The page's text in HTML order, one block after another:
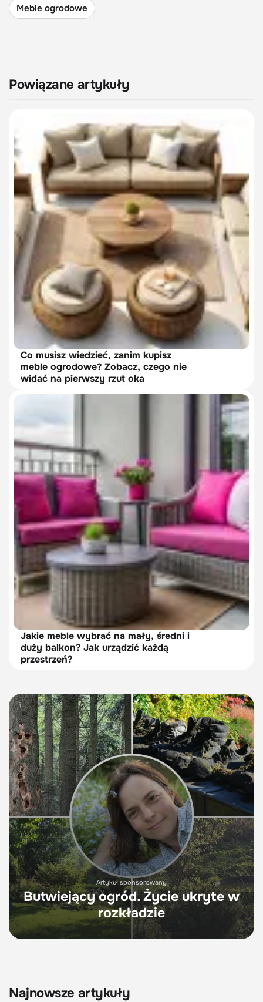
Meble ogrodowe
Powiązane artykuły
Co musisz wiedzieć, zanim kupisz
meble ogrodowe? Zobacz, czego nie
widać na pierwszy rzut oka
Jakie meble wybrać na mały, średni i
duży balkon? Jak urządzić każdą
przestrzeń?
Artykuł sponsorowany
Butwiejący ogród. Życie ukryte w
rozkładzie
Najnowsze artykuły